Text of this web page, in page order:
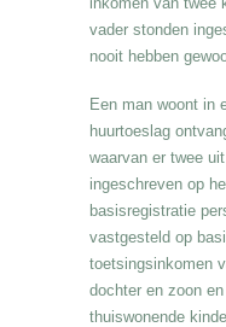
vader stonden
nooit hebben
Een man woont in
huurtoeslag
waarvan er twee
ingeschreven op
basisregistratie
vastgesteld op
toetsingsinkomen
dochter en zoon
thuiswonende